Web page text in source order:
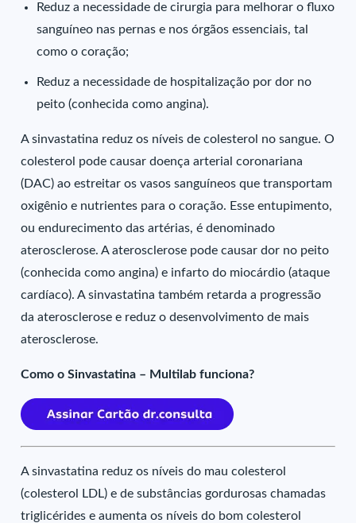
Reduz a necessidade de cirurgia para melhorar o fluxo
sanguíneo nas pernas e nos órgãos essenciais, tal
como o coração;
Reduz a necessidade de hospitalização por dor no
peito (conhecida como angina).
A sinvastatina reduz os níveis de colesterol no sangue. O
colesterol pode causar doença arterial coronariana
(DAC) ao estreitar os vasos sanguíneos que transportam
oxigênio e nutrientes para o coração. Esse entupimento,
ou endurecimento das artérias, é denominado
aterosclerose. A aterosclerose pode causar dor no peito
(conhecida como angina) e infarto do miocárdio (ataque
cardíaco). A sinvastatina também retarda a progressão
da aterosclerose e reduz o desenvolvimento de mais
aterosclerose.
Como o Sinvastatina – Multilab funciona?
A sinvastatina reduz os níveis do mau colesterol
(colesterol LDL) e de substâncias gordurosas chamadas
triglicérides e aumenta os níveis do bom colesterol